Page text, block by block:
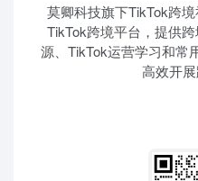
莫卿科技旗下TikTok跨
TikTok跨境平台，提供
源、TikTok运营学习和常
高效开展